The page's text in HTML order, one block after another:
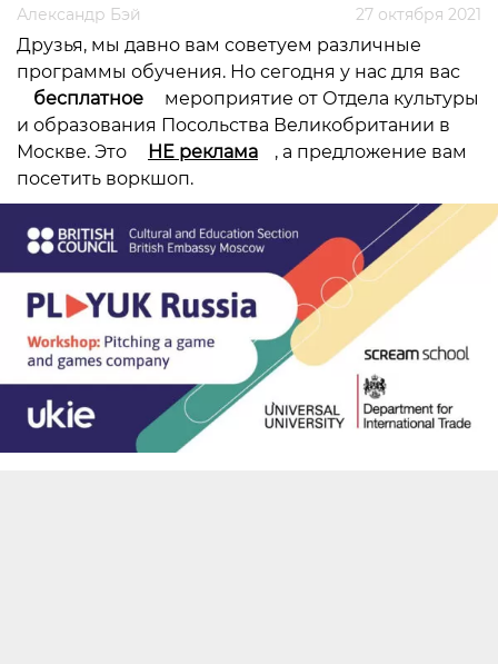
Александр Бэй 27 октября 2021
Друзья, мы давно вам советуем различные
программы обучения. Но сегодня у нас для вас
бесплатное
мероприятие от Отдела культуры
и образования Посольства Великобритании в
Москве. Это
НЕ реклама
, а предложение вам
посетить воркшоп.